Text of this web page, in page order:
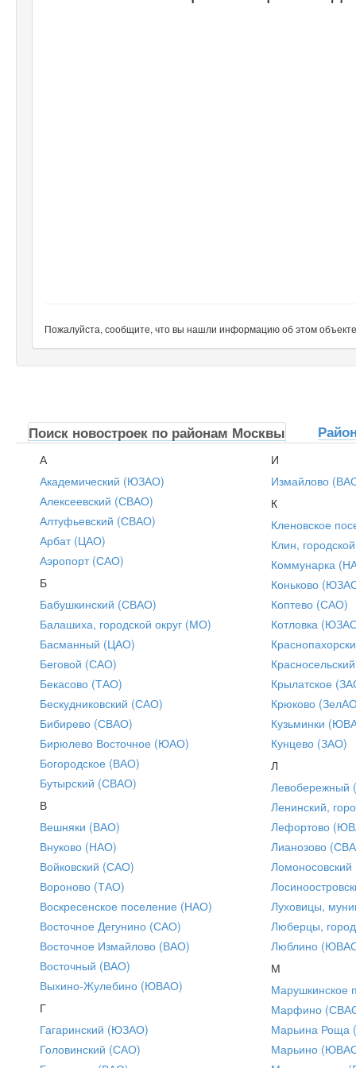
Пожалуйста, сообщите, что вы нашли информацию об этом
Поиск новостроек по районам Москвы
А
Академический (ЮЗАО)
Алексеевский (СВАО)
Алтуфьевский (СВАО)
Арбат (ЦАО)
Аэропорт (САО)
Б
Бабушкинский (СВАО)
Балашиха, городской округ (МО)
Басманный (ЦАО)
Беговой (САО)
Бекасово (ТАО)
Бескудниковский (САО)
Бибирево (СВАО)
Бирюлево Восточное (ЮАО)
Богородское (ВАО)
Бутырский (СВАО)
В
Вешняки (ВАО)
Внуково (НАО)
Войковский (САО)
Вороново (ТАО)
Воскресенское поселение (НАО)
Восточное Дегунино (САО)
Восточное Измайлово (ВАО)
Восточный (ВАО)
Выхино-Жулебино (ЮВАО)
Г
Гагаринский (ЮЗАО)
Головинский (САО)
И
Измайлово
К
Кленовское
Клин,
Коммунарка
Коньково
Коптево (САО)
Котловка
Крылатское
Крюково
Кузьминки
Кунцево (ЗАО)
Л
Ленинский,
Лефортово
Лианозово
Луховицы,
Люберцы,
Люблино
М
Марушкинское
Марфино
Марьина Роща
Марьино